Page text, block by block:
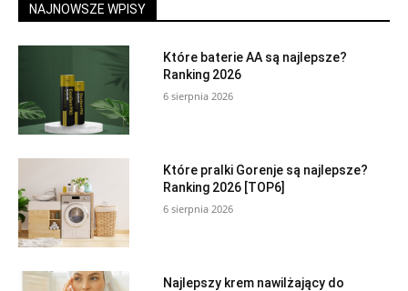
NAJNOWSZE WPISY
Które baterie AA są najlepsze?
Ranking 2026
6 sierpnia 2026
Które pralki Gorenje są najlepsze?
Ranking 2026 [TOP6]
6 sierpnia 2026
Najlepszy krem nawilżający do